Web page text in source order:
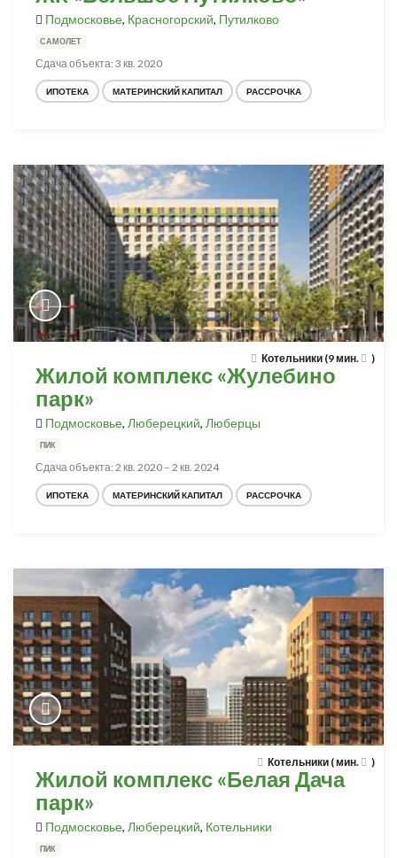
Подмосковье, Красногорский, Путилково
САМОЛЕТ
Сдача объекта: 3 кв. 2020
ИПОТЕКА МАТЕРИНСКИЙ КАПИТАЛ РАССРОЧКА
Котельники (9 мин. )
Жилой комплекс «Жулебино
парк»
Подмосковье, Люберецкий, Люберцы
ПИК
Сдача объекта: 2 кв. 2020 – 2 кв. 2024
ИПОТЕКА МАТЕРИНСКИЙ КАПИТАЛ РАССРОЧКА
Котельники ( мин. )
Жилой комплекс «Белая Дача
парк»
Подмосковье, Люберецкий, Котельники
ПИК